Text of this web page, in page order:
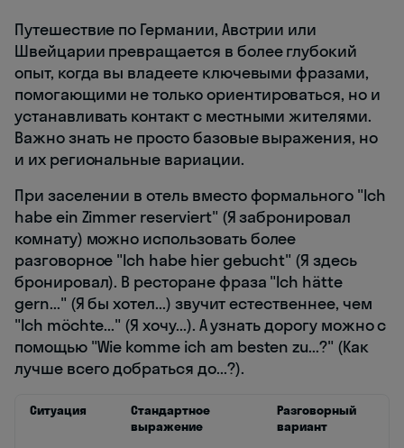
Путешествие по Германии, Австрии или
Швейцарии превращается в более глубокий
опыт, когда вы владеете ключевыми фразами,
помогающими не только ориентироваться, но и
устанавливать контакт с местными жителями.
Важно знать не просто базовые выражения, но
и их региональные вариации.
При заселении в отель вместо формального "Ich
habe ein Zimmer reserviert" (Я забронировал
комнату) можно использовать более
разговорное "Ich habe hier gebucht" (Я здесь
бронировал). В ресторане фраза "Ich hätte
gern..." (Я бы хотел...) звучит естественнее, чем
"Ich möchte..." (Я хочу...). А узнать дорогу можно с
помощью "Wie komme ich am besten zu...?" (Как
лучше всего добраться до...?).
Ситуация
Стандартное
выражение
Разговорный
вариант